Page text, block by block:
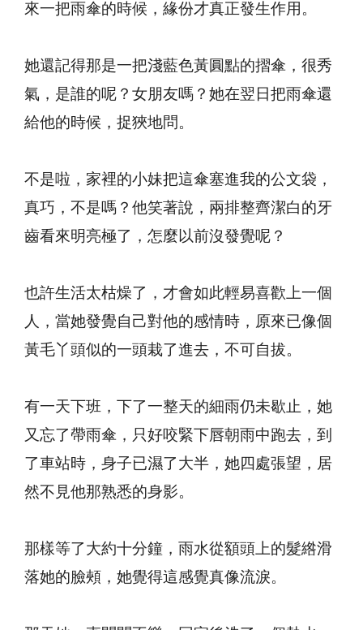
來一把雨傘的時候，緣份才真正發生作用。
她還記得那是一把淺藍色黃圓點的摺傘，很秀
氣，是誰的呢？女朋友嗎？她在翌日把雨傘還
給他的時候，捉狹地問。
不是啦，家裡的小妹把這傘塞進我的公文袋，
真巧，不是嗎？他笑著說，兩排整齊潔白的牙
齒看來明亮極了，怎麼以前沒發覺呢？
也許生活太枯燥了，才會如此輕易喜歡上一個
人，當她發覺自己對他的感情時，原來已像個
黃毛丫頭似的一頭栽了進去，不可自拔。
有一天下班，下了一整天的細雨仍未歇止，她
又忘了帶雨傘，只好咬緊下唇朝雨中跑去，到
了車站時，身子已濕了大半，她四處張望，居
然不見他那熟悉的身影。
那樣等了大約十分鐘，雨水從額頭上的髮綹滑
落她的臉頰，她覺得這感覺真像流淚。